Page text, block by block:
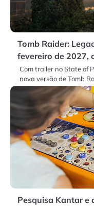
Tomb Raider:
fevereiro de 2027,
Com trailer no State of
nova versão de Tomb
Pesquisa Kantar e